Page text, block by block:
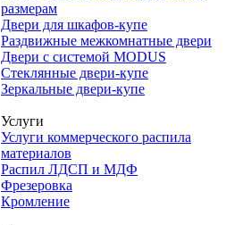
размерам
Двери для шкафов-купе
Раздвижные межкомнатные двери
Двери с системой MODUS
Стеклянные двери-купе
Зеркальные двери-купе
Услуги
Услуги коммерческого распила
материалов
Распил ЛДСП и МДФ
Фрезеровка
Кромление